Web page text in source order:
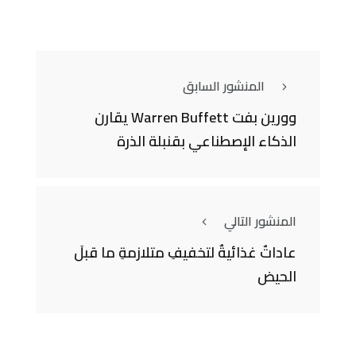
المنشور السابق
وورين بفت Warren Buffett يقارن
الذكاء الإصطناعي بقنبلة الذرة
المنشور التالي
عاداتٌ غذائيةٌ لتخفيفِ متلازمةِ ما قبلَ
الحيض